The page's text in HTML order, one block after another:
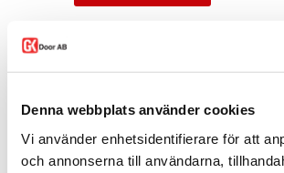
Denna webbplats använder cookies
Vi använder enhetsidentifierare för att
och annonserna till användarna,
gammal standard, tappbärande gångjärn,
kulör, egna idéer. Modellen finns som
pardörr i lika eller olika delning, skjutdörr
parskjutdörr.